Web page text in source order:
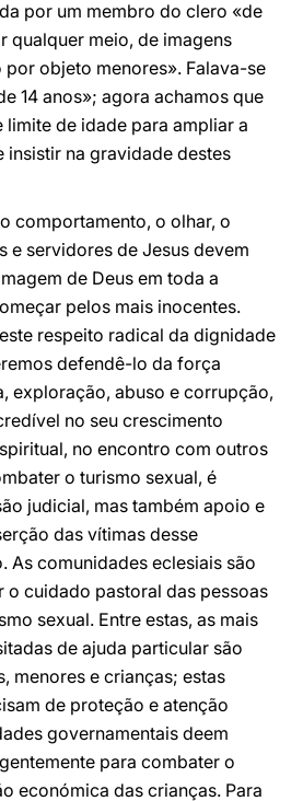
por um membro do clero «de
qualquer meio, de imagens
objeto menores». Falava-se
14 anos»; agora achamos que
limite de idade para ampliar a
insistir na gravidade destes
comportamento, o olhar, o
e servidores de Jesus devem
de Deus em toda a
pelos mais inocentes.
respeito radical da dignidade
defendê-lo da força
exploração, abuso e corrupção,
no seu crescimento
no encontro com outros
o turismo sexual, é
judicial, mas também apoio e
das vítimas desse
As comunidades eclesiais são
o cuidado pastoral das pessoas
sexual. Entre estas, as mais
de ajuda particular são
menores e crianças; estas
de proteção e atenção
governamentais deem
para combater o
económica das crianças. Para